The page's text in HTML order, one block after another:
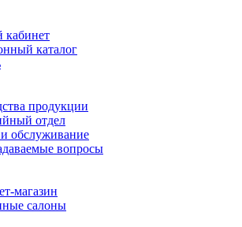
каталог
продукции
отдел
обслуживание
вопросы
магазин
салоны